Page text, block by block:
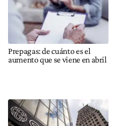
Prepagas: de cuánto es el
aumento que se viene en abril